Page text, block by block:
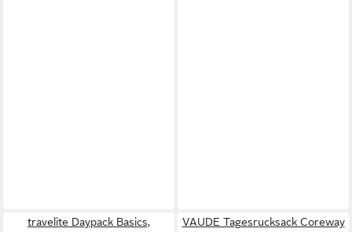
travelite Daypack Basics,
VAUDE Tagesrucksack Coreway